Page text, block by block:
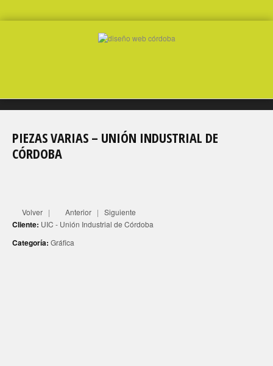
PIEZAS VARIAS – UNIÓN INDUSTRIAL DE
CÓRDOBA
Volver | Anterior | Siguiente
Cliente: UIC - Unión Industrial de Córdoba
Categoría: Gráfica